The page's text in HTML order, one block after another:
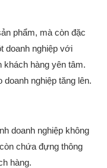
phẩm, mà còn đặc
doanh nghiệp với
khách hàng yên tâm.
nghiệp tăng lên.
doanh nghiệp không
chứa đựng thông
hàng.